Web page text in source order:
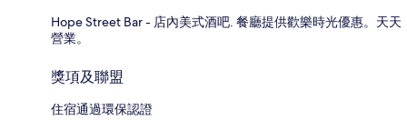
Hope Street Bar - 店內美式酒吧. 餐廳提供歡樂時光優惠。天天
營業。
獎項及聯盟
住宿通過環保認證